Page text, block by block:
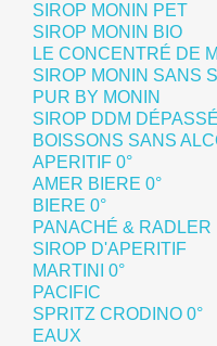
SIROP MONIN PET
SIROP MONIN BIO
LE CONCENTRÉ DE
SIROP MONIN SANS
PUR BY MONIN
SIROP DDM
BOISSONS SANS
APERITIF 0°
AMER BIERE 0°
BIERE 0°
PANACHÉ & RADLER
SIROP D'APERITIF
MARTINI 0°
PACIFIC
SPRITZ CRODINO 0°
EAUX